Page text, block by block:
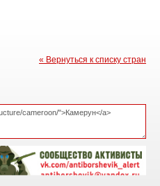
« Вернуться к списку стран